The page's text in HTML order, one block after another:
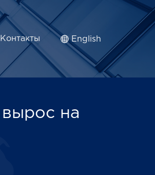
Контакты English
на